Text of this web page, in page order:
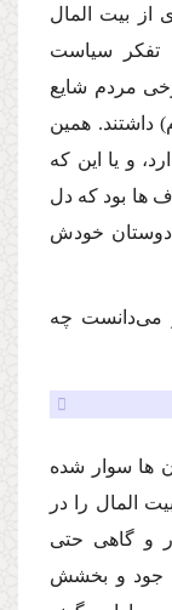
از بیت المال
تفكر سیاست
مردم شایع
داشتند. همین
و یا این كه
ها بود كه دل
دوستان خودش
مى‌دانست چه
ها سوار شده
المال را در
و گاهى حتى
جود و بخشش